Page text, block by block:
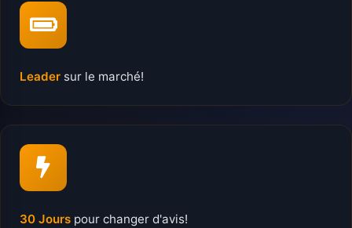
Leader sur le marché!
30 Jours pour changer d'avis!